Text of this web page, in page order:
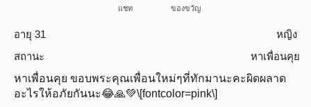
แชท ของขวัญ
อายุ 31
หญิง
สถานะ
หาเพื่อนคุย
หาเพื่อนคุย ขอบพระคุณเพื่อนใหม่ๆที่ทักมานะคะผิดผลาด
อะไรให้อภัยกันนะ😂🙏💚\[fontcolor=pink\]